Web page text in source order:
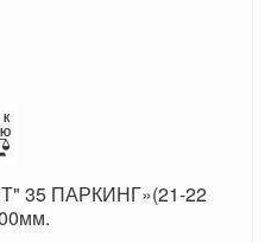
К
35 ПАРКИНГ»(21-22